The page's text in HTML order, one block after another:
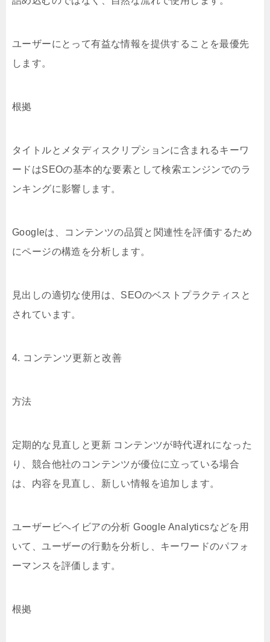
ユーザーにとって有益な情報を提供することを最優先
します。
根拠
タイトルとメタディスクリプションに含まれるキーワ
ードはSEOの基本的な要素として検索エンジンでのラ
ンキングに影響します。
Googleは、コンテンツの品質と関連性を評価するため
にページの構造を分析します。
見出しの適切な使用は、SEOのベストプラクティスと
されています。
4. コンテンツ更新と改善
方法
定期的な見直しと更新 コンテンツが時代遅れになった
り、競合他社のコンテンツが優位に立っている場合
は、内容を見直し、新しい情報を追加します。
ユーザービヘイビアの分析 Google Analyticsなどを用
いて、ユーザーの行動を分析し、キーワードのパフォ
ーマンスを評価します。
根拠